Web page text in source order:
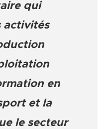
qui
activités
en
et la
le secteur